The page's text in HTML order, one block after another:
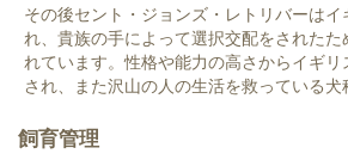
その後セント・ジョンズ・レトリバーはイ
れ、貴族の手によって選択交配をされたた
れています。性格や能力の高さからイギ
され、また沢山の人の生活を救っている犬
飼育管理